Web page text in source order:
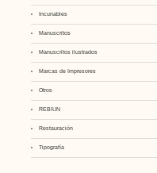
Incunables
Manuscritos
Manuscritos ilustrados
Marcas de Impresores
Otros
REBIUN
Restauración
Tipografía